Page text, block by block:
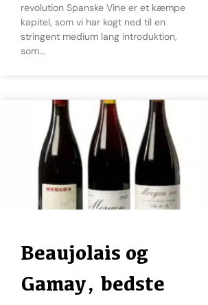
revolution Spanske Vine er et kæmpe
kapitel, som vi har kogt ned til en
stringent medium lang introduktion,
som
Beaujolais og
Gamay, bedste